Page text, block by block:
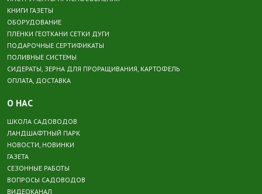
КНИГИ ГАЗЕТЫ
ОБОРУДОВАНИЕ
ПЛЕНКИ ГЕОТКАНИ СЕТКИ ДУГИ
ПОДАРОЧНЫЕ СЕРТИФИКАТЫ
ПОЛИВНЫЕ СИСТЕМЫ
СИДЕРАТЫ, ЗЕРНА ДЛЯ ПРОРАЩИВАНИЯ, КАРТОФЕЛЬ
ОПЛАТА, ДОСТАВКА
О НАС
ШКОЛА САДОВОДОВ
ЛАНДШАФТНЫЙ ПАРК
НОВОСТИ, НОВИНКИ
ГАЗЕТА
СЕЗОННЫЕ РАБОТЫ
ВОПРОСЫ САДОВОДОВ
ВИДЕОКАНАЛ